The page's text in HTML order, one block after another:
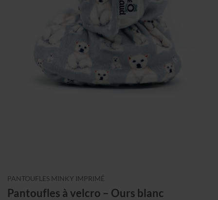
PANTOUFLES MINKY IMPRIMÉ
Pantoufles à velcro – Ours blanc